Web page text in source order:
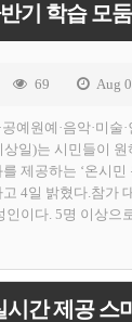
기 학습 모
69 Aug
예원예·음악·미술
일)는 시민들이
제공하는 ‘온시
4일 밝혔다.참가
인이다. 5명 이상으
간 제공 스